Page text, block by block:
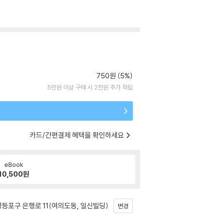
750원 (5%)
5만원 이상 구매 시 2천원 추가 적립
카드/간편결제 혜택을 확인하세요
eBook
원
포구 은행로 11(여의도동, 일신빌딩) 변경